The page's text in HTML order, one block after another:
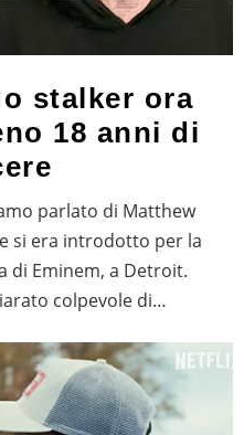
stalker ora
18 anni di
parlato di Matthew
si era introdotto per la
di Eminem, a Detroit.
colpevole di…